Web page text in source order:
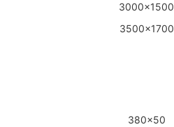
3000x1500
3500x1700
380x50